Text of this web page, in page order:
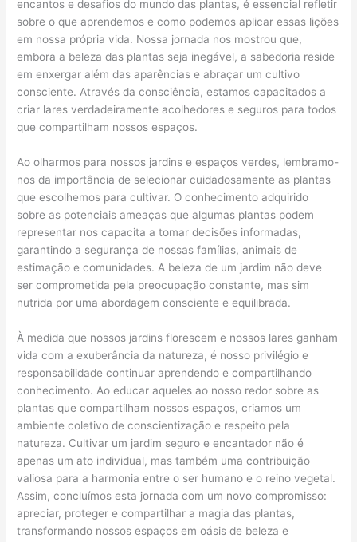
encantos e desafios do mundo das plantas, é essencial refletir
sobre o que aprendemos e como podemos aplicar essas lições
em nossa própria vida. Nossa jornada nos mostrou que,
embora a beleza das plantas seja inegável, a sabedoria reside
em enxergar além das aparências e abraçar um cultivo
consciente. Através da consciência, estamos capacitados a
criar lares verdadeiramente acolhedores e seguros para todos
que compartilham nossos espaços.
Ao olharmos para nossos jardins e espaços verdes, lembramo-
nos da importância de selecionar cuidadosamente as plantas
que escolhemos para cultivar. O conhecimento adquirido
sobre as potenciais ameaças que algumas plantas podem
representar nos capacita a tomar decisões informadas,
garantindo a segurança de nossas famílias, animais de
estimação e comunidades. A beleza de um jardim não deve
ser comprometida pela preocupação constante, mas sim
nutrida por uma abordagem consciente e equilibrada.
À medida que nossos jardins florescem e nossos lares ganham
vida com a exuberância da natureza, é nosso privilégio e
responsabilidade continuar aprendendo e compartilhando
conhecimento. Ao educar aqueles ao nosso redor sobre as
plantas que compartilham nossos espaços, criamos um
ambiente coletivo de conscientização e respeito pela
natureza. Cultivar um jardim seguro e encantador não é
apenas um ato individual, mas também uma contribuição
valiosa para a harmonia entre o ser humano e o reino vegetal.
Assim, concluímos esta jornada com um novo compromisso:
apreciar, proteger e compartilhar a magia das plantas,
transformando nossos espaços em oásis de beleza e